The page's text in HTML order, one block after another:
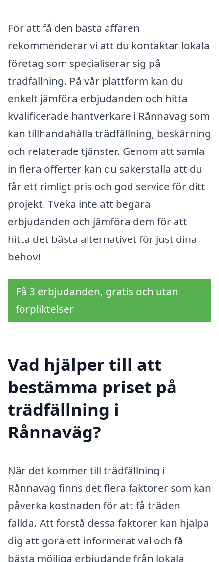
För att få den bästa affären
rekommenderar vi att du kontaktar lokala
företag som specialiserar sig på
trädfällning. På vår plattform kan du
enkelt jämföra erbjudanden och hitta
kvalificerade hantverkare i Rånnaväg som
kan tillhandahålla trädfällning, beskärning
och relaterade tjänster. Genom att samla
in flera offerter kan du säkerställa att du
får ett rimligt pris och god service för ditt
projekt. Tveka inte att begära
erbjudanden och jämföra dem för att
hitta det bästa alternativet för just dina
behov!
Få 3 erbjudanden, gratis och utan
förpliktelser
Vad hjälper till att
bestämma priset på
trädfällning i
Rånnaväg?
När det kommer till trädfällning i
Rånnaväg finns det flera faktorer som kan
påverka kostnaden för att få träden
fällda. Att förstå dessa faktorer kan hjälpa
dig att göra ett informerat val och få
bästa möjliga erbjudande från lokala